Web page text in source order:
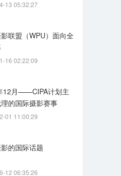
13 05:32:27
联盟（WPU）面向全
16 02:22:09
12月——CIPA计划主
的国际摄影赛事
01 11:00:29
的国际话题
12 06:35:26